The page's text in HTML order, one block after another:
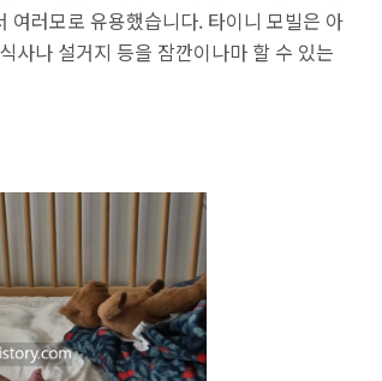
여러모로 유용했습니다. 타이니 모빌은 아
사나 설거지 등을 잠깐이나마 할 수 있는